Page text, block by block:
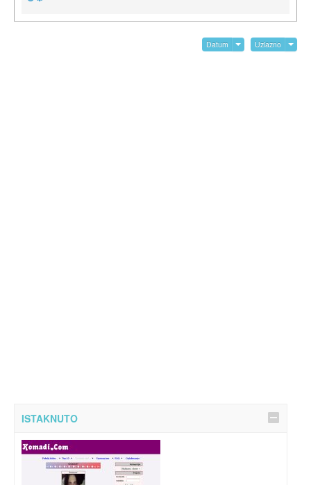
Datum Uzlazno
ISTAKNUTO